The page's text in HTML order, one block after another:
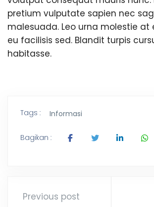
pretium vulputate sapien nec
malesuada. Leo urna molestie at
eu facilisis sed. Blandit turpis
habitasse.
Tags : Informasi
Bagikan :
Previous post